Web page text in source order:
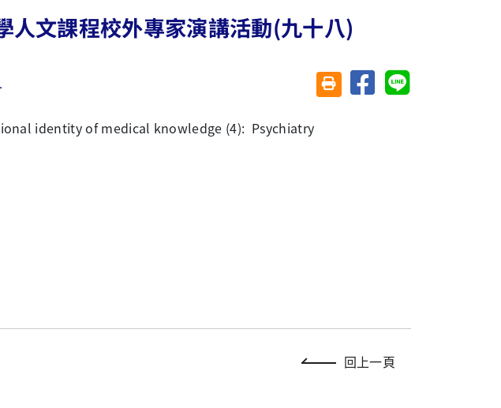
人文課程校外專家演講活動(九十八)
友善列印(另開視窗)
分享至臉書分享至 Line
identity of medical knowledge (4): Psychiatry
回上一頁